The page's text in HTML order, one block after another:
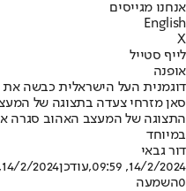
אנחנו מגייסים
English
X
לייף סטייל
אופנה
דוגמנית העל הישראלית כבשה את
סאן מזרחי צעדה בתצוגה של
התצוגה של המעצב האהוב סגרה
במיוחד
דור גבאי
14/2/2024, 09:59
,עודכן14/2/2024, 09:59
0השמעה